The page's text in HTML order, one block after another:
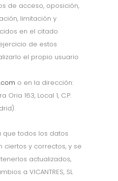
de acceso, oposición,
limitación y
en el citado
de estos
el propio usuario
o en la dirección:
Oria 163, Local 1, C.P.
que todos los datos
ciertos y correctos, y se
actualizados,
a VICANTRES, SL